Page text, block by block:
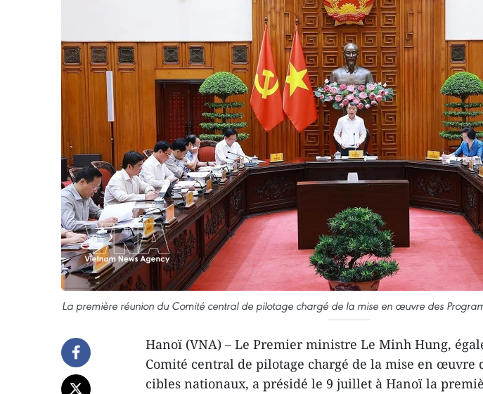
La première réunion du Comité central de pilotage chargé de la mise en œuvre des
Hanoï (VNA) – Le Premier ministre Le Minh Hung,
Comité central de pilotage chargé de la mise en œuvre
cibles nationaux, a présidé le 9 juillet à Hanoï la